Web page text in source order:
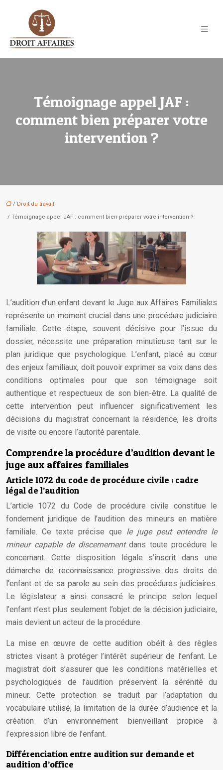
Témoignage appel JAF :
comment bien préparer votre
intervention ?
/ Droit du travail
/ Témoignage appel JAF : comment bien préparer votre intervention ?
L’audition d’un enfant devant le Juge aux Affaires Familiales
représente un moment crucial dans une procédure judiciaire
familiale. Cette étape, souvent décisive pour l’issue du
dossier, nécessite une préparation minutieuse tant sur le
plan juridique que psychologique. L’enfant, placé au cœur
des enjeux familiaux, doit pouvoir exprimer sa voix dans des
conditions optimales pour que son témoignage soit
authentique et respectueux de son bien-être. La qualité de
cette intervention peut influencer significativement les
décisions du magistrat concernant la résidence, les droits
de visite ou encore l’autorité parentale.
Comprendre la procédure d’audition devant le
juge aux affaires familiales
Article 1072 du code de procédure civile : cadre
légal de l’audition
L’article 1072 du Code de procédure civile constitue le
fondement juridique de l’audition des mineurs en matière
familiale. Ce texte précise que le juge peut entendre le
mineur capable de discernementdans toute procédure le
concernant. Cette disposition légale s’inscrit dans une
démarche de reconnaissance progressive des droits de
l’enfant et de sa parole au sein des procédures judiciaires.
Le législateur a ainsi consacré le principe selon lequel
l’enfant n’est plus seulement l’objet de la décision judiciaire,
mais devient un acteur de la procédure.
La mise en œuvre de cette audition obéit à des règles
strictes visant à protéger l’intérêt supérieur de l’enfant. Le
magistrat doit s’assurer que les conditions matérielles et
psychologiques de l’audition préservent la sérénité du
mineur. Cette protection se traduit par l’adaptation du
vocabulaire utilisé, la limitation de la durée d’audience et la
création d’un environnement bienveillant propice à
l’expression libre de l’enfant.
Différenciation entre audition sur demande et
audition d’office